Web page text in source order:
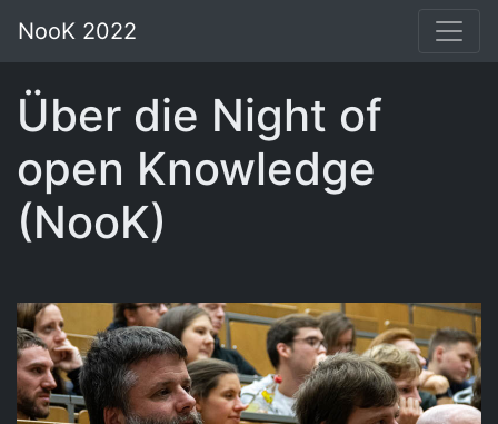
NooK 2022
Über die Night of
open Knowledge
(NooK)